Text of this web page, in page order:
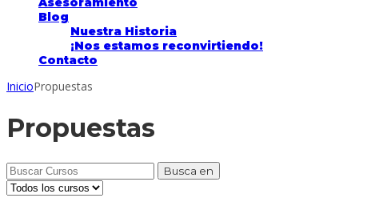
Blog
Nuestra Historia
¡Nos estamos reconvirtiendo!
Contacto
InicioPropuestas
Propuestas
Buscar: